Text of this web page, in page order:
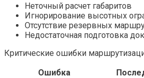
Неточный расчет габаритов
Игнорирование высотных
Отсутствие резервных
Недостаточная подготовка
Критические ошибки
Ошибка